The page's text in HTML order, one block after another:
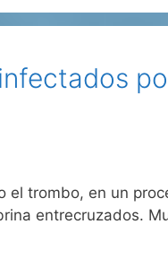
trombo, en un
entrecruzados.